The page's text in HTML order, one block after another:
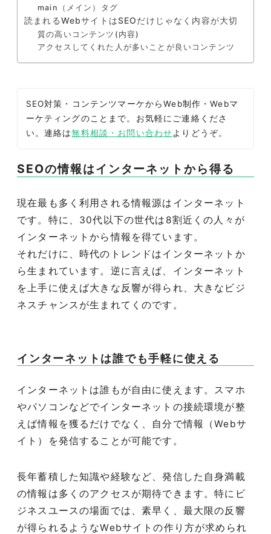
main（メイン）タグ
読まれるWebサイトはSEOだけじゃなく内容が大切
質の高いコンテンツ(内容)
アクセスしてくれた人が多いことが良いコンテンツ
SEO対策・コンテンツマーケからWeb制作・Webマ
ーケティングのことまで。お気軽にご連絡くださ
い。連絡は無料相談・お問い合わせよりどうぞ。
SEOの情報はインターネットから得る
現在最も多く利用される情報源はインターネット
です。特に、30代以下の世代は8割近くの人々が
インターネットから情報を得ています。
それだけに、時代のトレンドはインターネットか
ら生まれています。逆に言えば、インターネット
を上手に使えば大きな反響が得られ、大きなビジ
ネスチャンスが生まれてくのです。
インターネットは誰でも手軽に使える
インターネットは誰もが自由に使えます。スマホ
やパソコンなどでインターネットの接続環境が整
えば情報を獲るだけでなく、自分で情報（Webサ
イト）を発信することが可能です。
長年蓄積した知識や経験など、発信した自身満載
の情報は多くのアクセスが期待できます。特にビ
ジネスユースの場面では、素早く、最大限の反響
が得られるようなWebサイトの作り方が求められ